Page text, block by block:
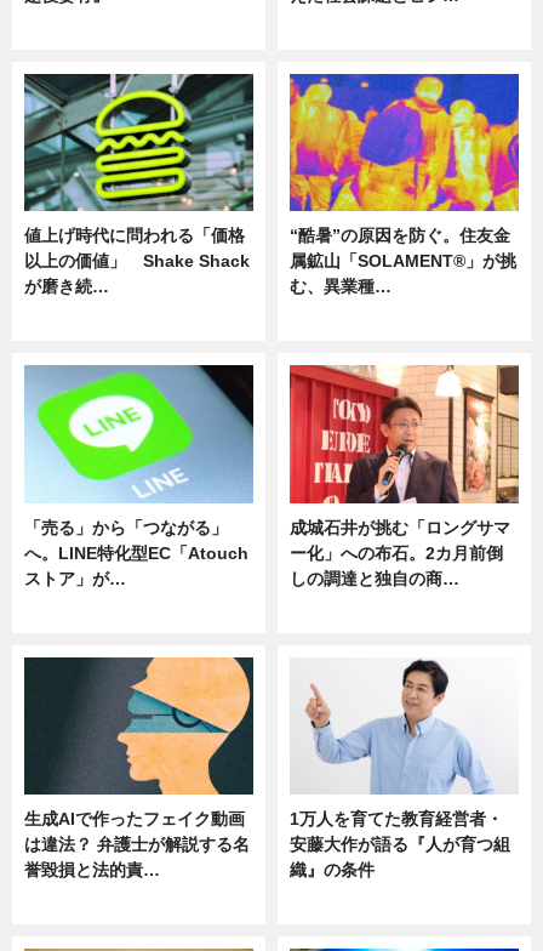
値上げ時代に問われる「価格
以上の価値」 Shake Shack
が磨き続…
“酷暑”の原因を防ぐ。住友金
属鉱山「SOLAMENT®」が挑
む、異業種…
「売る」から「つながる」
へ。LINE特化型EC「Atouch
ストア」が…
成城石井が挑む「ロングサマ
ー化」への布石。2カ月前倒
しの調達と独自の商…
生成AIで作ったフェイク動画
は違法？ 弁護士が解説する名
誉毀損と法的責…
1万人を育てた教育経営者・
安藤大作が語る『人が育つ組
織』の条件